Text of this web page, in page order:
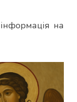
на